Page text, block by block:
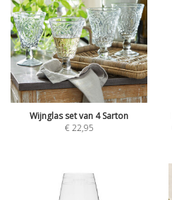
Wijnglas set van 4 Sarton
€22,95